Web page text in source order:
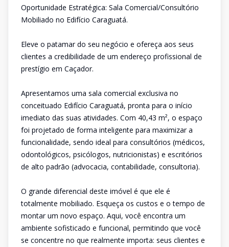
Oportunidade Estratégica: Sala Comercial/Consultório
Mobiliado no Edifício Caraguatá.
Eleve o patamar do seu negócio e ofereça aos seus
clientes a credibilidade de um endereço profissional de
prestígio em Caçador.
Apresentamos uma sala comercial exclusiva no
conceituado Edifício Caraguatá, pronta para o início
imediato das suas atividades. Com 40,43 m², o espaço
foi projetado de forma inteligente para maximizar a
funcionalidade, sendo ideal para consultórios (médicos,
odontológicos, psicólogos, nutricionistas) e escritórios
de alto padrão (advocacia, contabilidade, consultoria).
O grande diferencial deste imóvel é que ele é
totalmente mobiliado. Esqueça os custos e o tempo de
montar um novo espaço. Aqui, você encontra um
ambiente sofisticado e funcional, permitindo que você
se concentre no que realmente importa: seus clientes e